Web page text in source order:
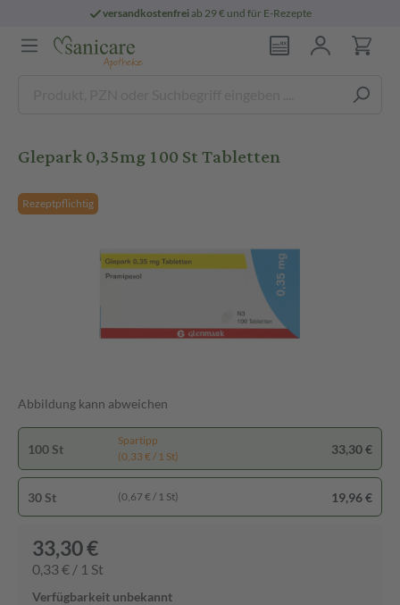
versandkostenfreiab 29 € und für E-Rezepte
Glepark 0,35mg 100 St Tabletten
Rezeptpflichtig
Abbildung kann abweichen
100 St
Spartipp
(0,33 € / 1 St)
33,30 €
30 St (0,67 € / 1 St) 19,96 €
33,30 €
0,33 € / 1 St
Verfügbarkeit unbekannt